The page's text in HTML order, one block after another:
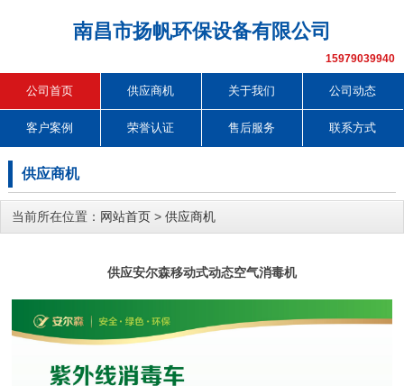
南昌市扬帆环保设备有限公司
15979039940
公司首页 供应商机 关于我们 公司动态
客户案例 荣誉认证 售后服务 联系方式
供应商机
当前所在位置： 网站首页 > 供应商机
供应安尔森移动式动态空气消毒机